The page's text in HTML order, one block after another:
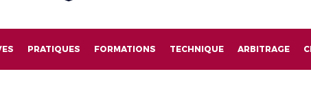
PRATIQUES FORMATIONS TECHNIQUE ARBITRAGE